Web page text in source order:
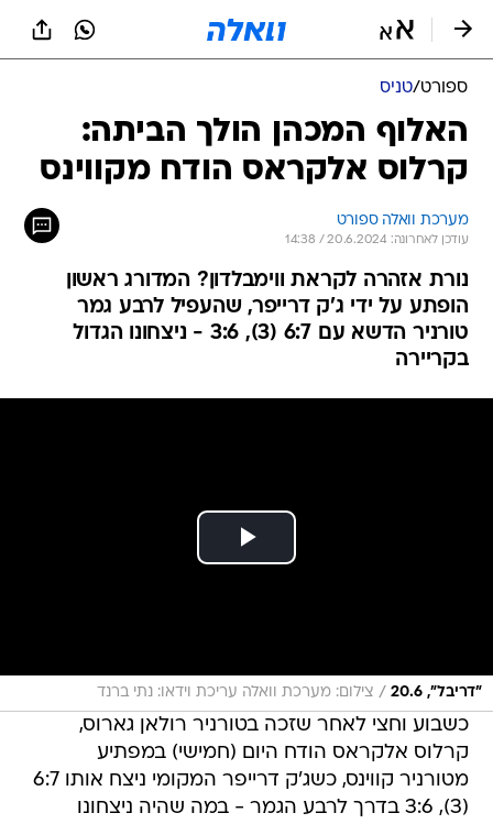
ספורט/טניס
האלוף המכהן הולך הביתה:
קרלוס אלקראס הודח מקווינס
מערכת וואלה ספורט
עודכן לאחרונה: 20.6.2024 / 14:38
נורת אזהרה לקראת ווימבלדון? המדורג ראשון
הופתע על ידי ג'ק דרייפר, שהעפיל לרבע גמר
טורניר הדשא עם 6:7 (3), 3:6 - ניצחונו הגדול
בקריירה
"דריבל", 20.6 / צילום: מערכת וואלה עריכת וידאו: נתי ברנד
כשבוע וחצי לאחר שזכה בטורניר רולאן גארוס,
קרלוס אלקראס הודח היום (חמישי) במפתיע
מטורניר קווינס, כשג'ק דרייפר המקומי ניצח אותו 6:7
(3), 3:6 בדרך לרבע הגמר - במה שהיה ניצחונו